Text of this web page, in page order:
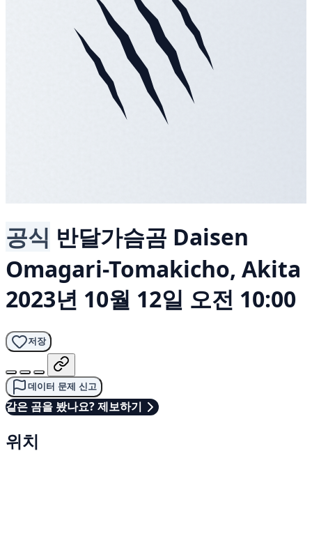
공식 반달가슴곰 Daisen
Omagari-Tomakicho, Akita
2023년 10월 12일 오전 10:00
저장
데이터 문제 신고
같은 곰을 봤나요? 제보하기
위치